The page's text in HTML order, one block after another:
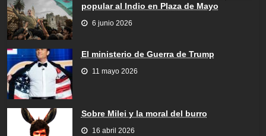
popular al Indio en Plaza de Mayo
6 junio 2026
El ministerio de Guerra de Trump
11 mayo 2026
Sobre Milei y la moral del burro
16 abril 2026